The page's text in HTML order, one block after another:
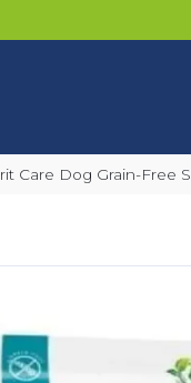
Brit Care Dog Grain-Free